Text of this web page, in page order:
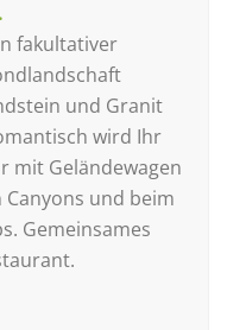
fakultativer
und Granit
wird Ihr
mit Geländewagen
und beim
Gemeinsames